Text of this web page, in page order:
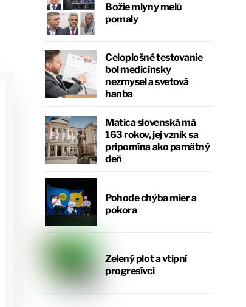
Božie mlyny melú
pomaly
Celoplošné testovanie
bol medicínsky
nezmysel a svetová
hanba
Matica slovenská má
163 rokov, jej vznik sa
pripomína ako pamätný
deň
Pohode chýba mier a
pokora
Zelený plot a vtipní
progresívci